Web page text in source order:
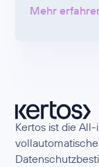
Mehr
Kertos ist die